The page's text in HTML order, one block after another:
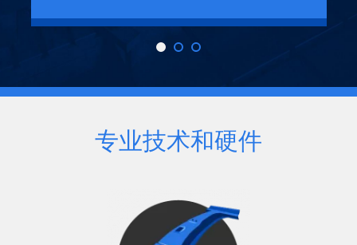
专业技术和硬件